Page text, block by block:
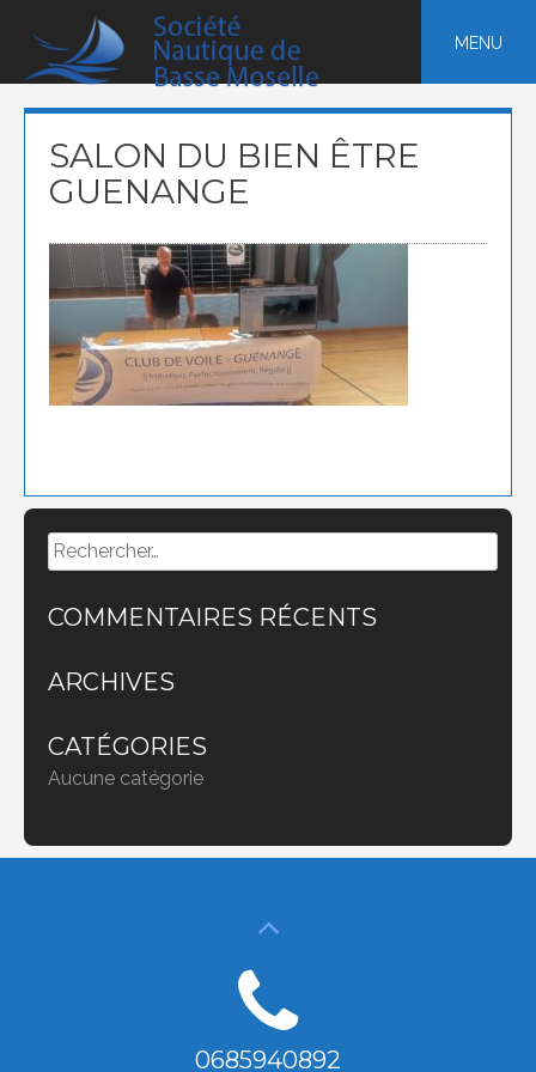
content
MENU
SALON DU BIEN ÊTRE
GUENANGE
Rechercher :
COMMENTAIRES RÉCENTS
ARCHIVES
CATÉGORIES
Aucune catégorie
0685940892